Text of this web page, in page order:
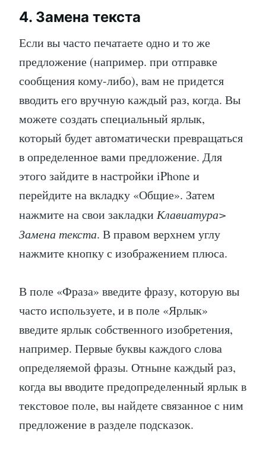
4. Замена текста
Если вы часто печатаете одно и то же
предложение (например. при отправке
сообщения кому-либо), вам не придется
вводить его вручную каждый раз, когда. Вы
можете создать специальный ярлык,
который будет автоматически превращаться
в определенное вами предложение. Для
этого зайдите в настройки iPhone и
перейдите на вкладку «Общие». Затем
нажмите на свои закладки Клавиатура>
Замена текста. В правом верхнем углу
нажмите кнопку с изображением плюса.
В поле «Фраза» введите фразу, которую вы
часто используете, и в поле «Ярлык»
введите ярлык собственного изобретения,
например. Первые буквы каждого слова
определяемой фразы. Отныне каждый раз,
когда вы вводите предопределенный ярлык в
текстовое поле, вы найдете связанное с ним
предложение в разделе подсказок.